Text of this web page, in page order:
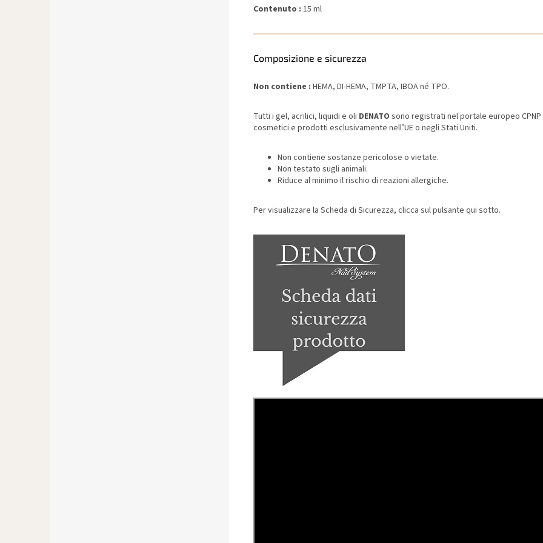
Contenuto : 15 ml
Composizione e sicurezza
Non contiene : HEMA, DI-HEMA, TMPTA, IBOA né TPO.
Tutti i gel, acrilici, liquidi e oli DENATO sono registrati nel portale europeo CPNP
cosmetici e prodotti esclusivamente nell’UE o negli Stati Uniti.
Non contiene sostanze pericolose o vietate.
Non testato sugli animali.
Riduce al minimo il rischio di reazioni allergiche.
Per visualizzare la Scheda di Sicurezza, clicca sul pulsante qui sotto.